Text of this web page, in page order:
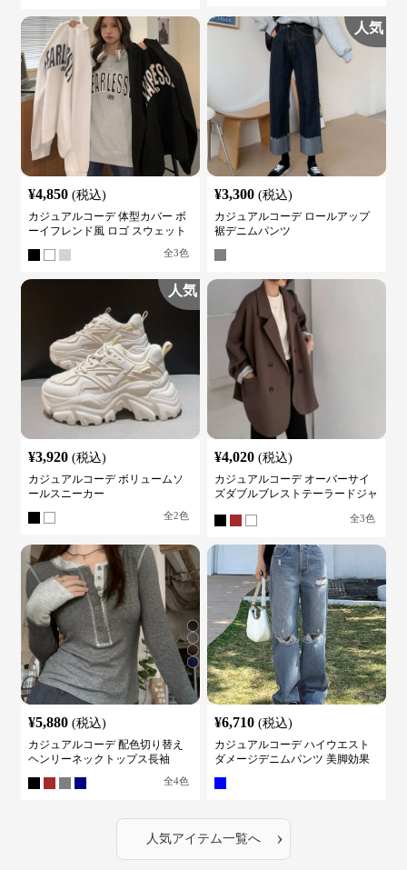
¥4,850 (税込)
カジュアルコーデ 体型カバー ボ
ーイフレンド風 ロゴ スウェット
全3色
人気
¥3,300 (税込)
カジュアルコーデ ロールアップ
裾デニムパンツ
人気
¥3,920 (税込)
カジュアルコーデ ボリュームソ
ールスニーカー
全2色
¥4,020 (税込)
カジュアルコーデ オーバーサイ
ズダブルブレストテーラードジャ
全3色
¥5,880 (税込)
カジュアルコーデ 配色切り替え
ヘンリーネックトップス長袖
全4色
¥6,710 (税込)
カジュアルコーデ ハイウエスト
ダメージデニムパンツ 美脚効果
人気アイテム一覧へ ›